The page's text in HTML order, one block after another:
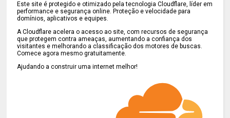
Este site é protegido e otimizado pela tecnologia Cloudflare, líder em
performance e segurança online. Proteção e velocidade para
domínios, aplicativos e equipes.
A Cloudflare acelera o acesso ao site, com recursos de segurança
que protegem contra ameaças, aumentando a confiança dos
visitantes e melhorando a classificação dos motores de buscas.
Comece agora mesmo gratuitamente.
Ajudando a construir uma internet melhor!